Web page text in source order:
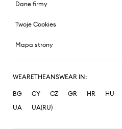
Dane firmy
Twoje Cookies
Mapa strony
WEARETHEANSWEAR IN:
BG CY CZ GR HR HU
UA
UA(RU)